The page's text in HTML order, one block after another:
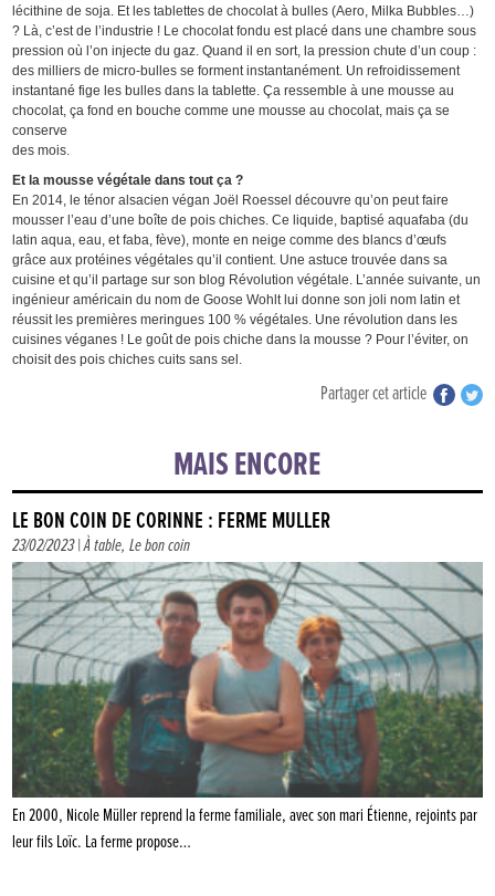
lécithine de soja. Et les tablettes de chocolat à bulles (Aero, Milka Bubbles…)
? Là, c’est de l’industrie ! Le chocolat fondu est placé dans une chambre sous
pression où l’on injecte du gaz. Quand il en sort, la pression chute d’un coup :
des milliers de micro-bulles se forment instantanément. Un refroidissement
instantané fige les bulles dans la tablette. Ça ressemble à une mousse au
chocolat, ça fond en bouche comme une mousse au chocolat, mais ça se
conserve
des mois.
Et la mousse végétale dans tout ça ?
En 2014, le ténor alsacien végan Joël Roessel découvre qu’on peut faire
mousser l’eau d’une boîte de pois chiches. Ce liquide, baptisé aquafaba (du
latin aqua, eau, et faba, fève), monte en neige comme des blancs d’œufs
grâce aux protéines végétales qu’il contient. Une astuce trouvée dans sa
cuisine et qu’il partage sur son blog Révolution végétale. L’année suivante, un
ingénieur américain du nom de Goose Wohlt lui donne son joli nom latin et
réussit les premières meringues 100 % végétales. Une révolution dans les
cuisines véganes ! Le goût de pois chiche dans la mousse ? Pour l’éviter, on
choisit des pois chiches cuits sans sel.
Partager cet article
MAIS ENCORE
LE BON COIN DE CORINNE : FERME MÜLLER
23/02/2023 |À table,Le bon coin
En 2000, Nicole Müller reprend la ferme familiale, avec son mari Étienne, rejoints par
leur fils Loïc. La ferme propose…